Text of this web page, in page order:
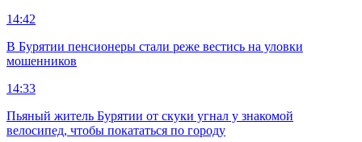
14:42
В Бурятии пенсионеры стали реже вестись на уловки
мошенников
14:33
Пьяный житель Бурятии от скуки угнал у знакомой
велосипед, чтобы покататься по городу